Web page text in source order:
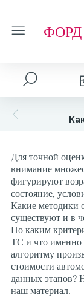
Для точной
внимание
фигурируют
состояние,
Какие методики
существуют и в
По каким
ТС и что именно
алгоритму
стоимости
данных этапов?
наш материал.
Автосервис
Ремонт
Ремонт
Кузовные
Плановое Т.О.
Рулевая
О магазине
Отзывы о
Обзоры и
Обзоры
Рейтинг
Технологии
Т.О. ФОРД
Масло